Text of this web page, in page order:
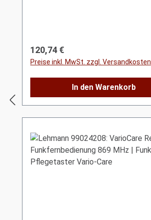
Regulärer Preis:
120,74 €
Preise inkl. MwSt. zzgl. Versandkosten
In den Warenkorb